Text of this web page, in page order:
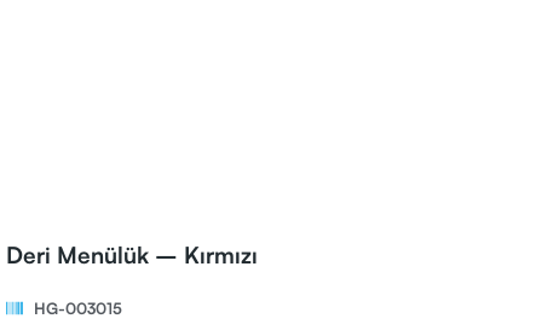
Deri Menülük – Kırmızı
HG-003015